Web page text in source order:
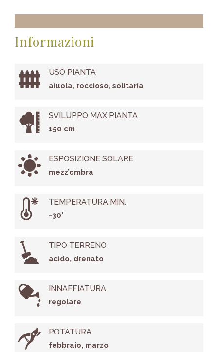
Informazioni
USO PIANTA
aiuola, roccioso, solitaria
SVILUPPO MAX PIANTA
150 cm
ESPOSIZIONE SOLARE
mezz’ombra
TEMPERATURA MIN.
-30°
TIPO TERRENO
acido, drenato
INNAFFIATURA
regolare
POTATURA
febbraio, marzo